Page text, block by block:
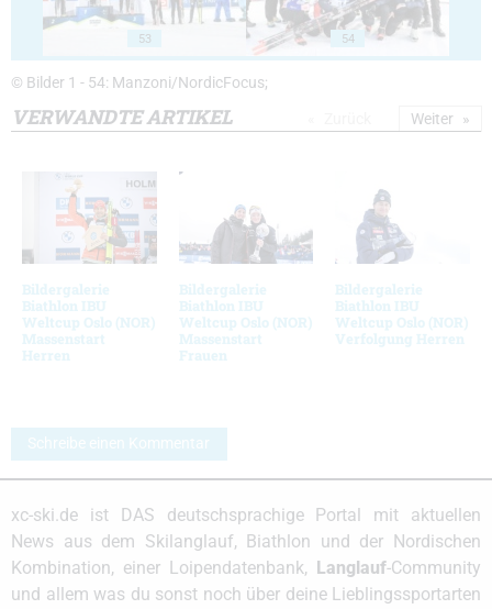
53 54
© Bilder 1 - 54: Manzoni/NordicFocus;
VERWANDTE ARTIKEL
Bildergalerie
Biathlon IBU
Weltcup Oslo (NOR)
Massenstart
Herren
Bildergalerie
Biathlon IBU
Weltcup Oslo (NOR)
Massenstart
Frauen
Bildergalerie
Biathlon IBU
Weltcup Oslo (NOR)
Verfolgung Herren
Weiter
Schreibe einen Kommentar
xc-ski.de ist DAS deutschsprachige Portal mit aktuellen
News aus dem Skilanglauf, Biathlon und der Nordischen
Kombination, einer Loipendatenbank,
Langlauf-Community
und allem was du sonst noch über deine Lieblingssportarten